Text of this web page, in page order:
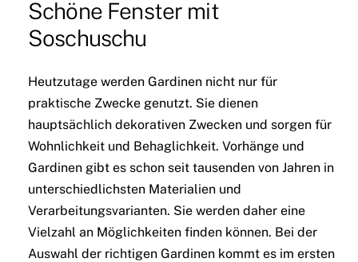
Schöne Fenster mit
Soschuschu
Heutzutage werden Gardinen nicht nur für
praktische Zwecke genutzt. Sie dienen
hauptsächlich dekorativen Zwecken und sorgen für
Wohnlichkeit und Behaglichkeit. Vorhänge und
Gardinen gibt es schon seit tausenden von Jahren in
unterschiedlichsten Materialien und
Verarbeitungsvarianten. Sie werden daher eine
Vielzahl an Möglichkeiten finden können. Bei der
Auswahl der richtigen Gardinen kommt es im ersten